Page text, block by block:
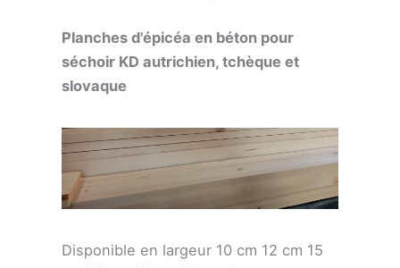
Planches d'épicéa en béton pour
séchoir KD autrichien, tchèque et
slovaque
Disponible en largeur 10 cm 12 cm 15